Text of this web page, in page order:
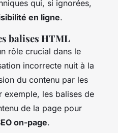
qui, si ignorées,
en ligne.
balises HTML
rôle crucial dans le
incorrecte nuit à la
du contenu par les
exemple, les balises de
de la page pour
on-page.